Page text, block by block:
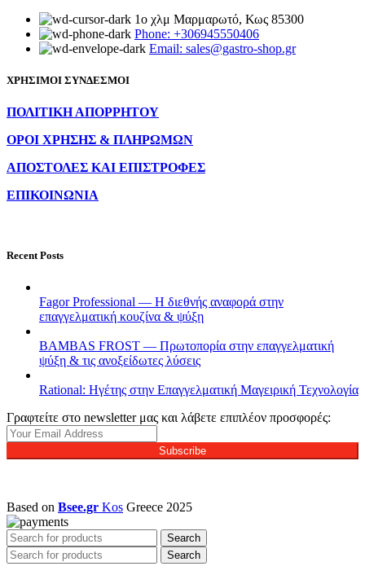
1ο χλμ Μαρμαρωτό, Κως 85300
Phone: +306945550406
Email: sales@gastro-shop.gr
ΧΡΗΣΙΜΟΙ ΣΥΝΔΕΣΜΟΙ
ΠΟΛΙΤΙΚΗ ΑΠΟΡΡΗΤΟΥ
ΟΡΟΙ ΧΡΗΣΗΣ & ΠΛΗΡΩΜΩΝ
ΑΠΟΣΤΟΛΕΣ ΚΑΙ ΕΠΙΣΤΡΟΦΕΣ
ΕΠΙΚΟΙΝΩΝΙΑ
Recent Posts
Fagor Professional — Η διεθνής αναφορά στην
επαγγελματική κουζίνα & ψύξη
BAMBAS FROST — Πρωτοπορία στην επαγγελματική
ψύξη & τις ανοξείδωτες λύσεις
Rational: Ηγέτης στην Επαγγελματική Μαγειρική Τεχνολογία
Γραφτείτε στο newsletter μας και λάβετε επιπλέον προσφορές:
Subscribe
Based on Bsee.gr Kos Greece 2025
Search
Search